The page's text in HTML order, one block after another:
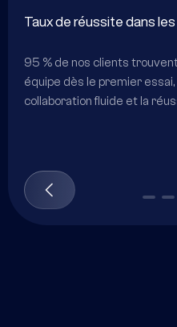
sont livrés dans les délais
matière de qualité, grâce à
et à nos talents de premier